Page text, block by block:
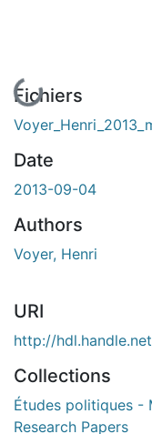
En cours de chargement...
Fichiers
Date
2013-09-04
Authors
Voyer, Henri
URI
http://
Collections
Études politiques -
Research Papers